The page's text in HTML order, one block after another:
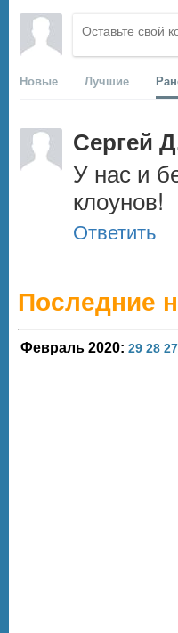
Новые Лучшие
Сергей
У нас и
клоунов!
Ответить
Последние
Февраль 2020: 29 28 27